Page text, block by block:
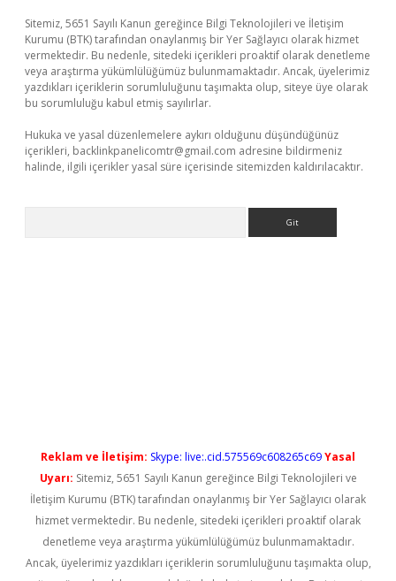
Sitemiz, 5651 Sayılı Kanun gereğince Bilgi Teknolojileri ve İletişim
Kurumu (BTK) tarafından onaylanmış bir Yer Sağlayıcı olarak hizmet
vermektedir. Bu nedenle, sitedeki içerikleri proaktif olarak denetleme
veya araştırma yükümlülüğümüz bulunmamaktadır. Ancak, üyelerimiz
yazdıkları içeriklerin sorumluluğunu taşımakta olup, siteye üye olarak
bu sorumluluğu kabul etmiş sayılırlar.
Hukuka ve yasal düzenlemelere aykırı olduğunu düşündüğünüz
içerikleri, backlinkpanelicomtr@gmail.com adresine bildirmeniz
halinde, ilgili içerikler yasal süre içerisinde sitemizden kaldırılacaktır.
Reklam ve İletişim: Skype: live:.cid.575569c608265c69Yasal
Uyarı: Sitemiz, 5651 Sayılı Kanun gereğince Bilgi Teknolojileri ve
İletişim Kurumu (BTK) tarafından onaylanmış bir Yer Sağlayıcı olarak
hizmet vermektedir. Bu nedenle, sitedeki içerikleri proaktif olarak
denetleme veya araştırma yükümlülüğümüz bulunmamaktadır.
Ancak, üyelerimiz yazdıkları içeriklerin sorumluluğunu taşımakta olup,